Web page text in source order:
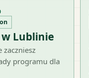
w Lublinie
programu dla